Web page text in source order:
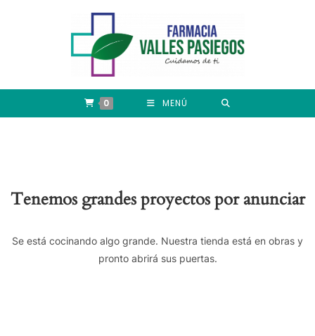
0 MENÚ
Tenemos grandes proyectos por anunciar
Se está cocinando algo grande. Nuestra tienda está en obras y
pronto abrirá sus puertas.